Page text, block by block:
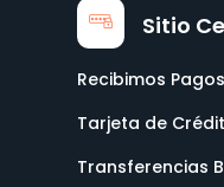
Sitio
Recibimos
Tarjeta de
Transferencias